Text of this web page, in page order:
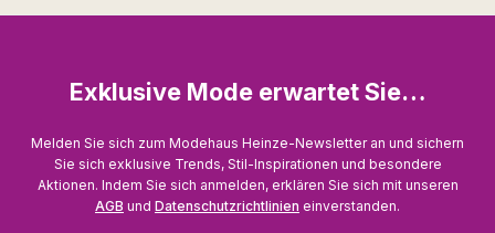
Exklusive Mode erwartet Sie…
Melden Sie sich zum Modehaus Heinze-Newsletter an und sichern
Sie sich exklusive Trends, Stil-Inspirationen und besondere
Aktionen. Indem Sie sich anmelden, erklären Sie sich mit unseren
AGB und Datenschutzrichtlinien einverstanden.